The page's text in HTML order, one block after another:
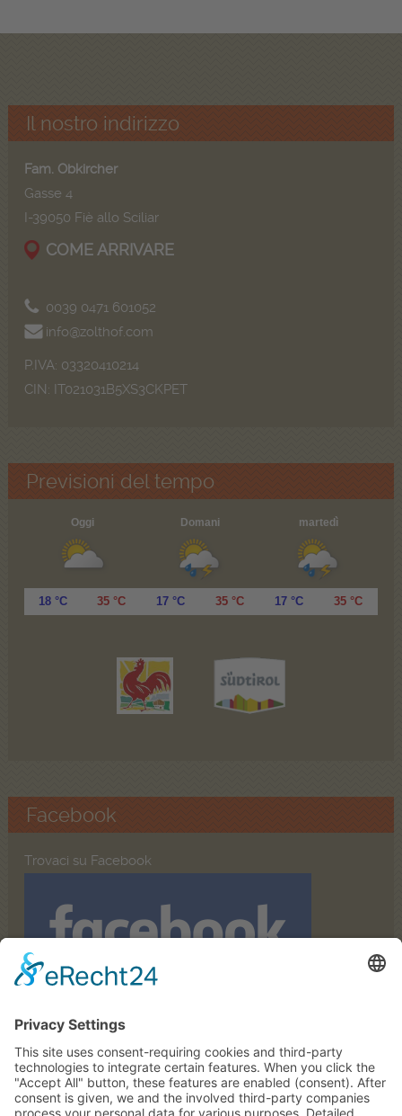
Il nostro indirizzo
Fam. Obkircher
Gasse 4
I-39050 Fiè allo Sciliar
COME ARRIVARE
0039 0471 601052
info@zolthof.com
P.IVA: 03320410214
CIN: IT021031B5XS3CKPET
Previsioni del tempo
Oggi Domani martedì
18 °C 35 °C 17 °C 35 °C 17 °C 35 °C
Facebook
Trovaci su Facebook